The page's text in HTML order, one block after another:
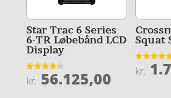
Star Trac 6 Series
6-TR Løbebånd LCD
Display
Vurderet
4.3
kr. 56.125,00
Squat
Vurderet
4.9
kr.